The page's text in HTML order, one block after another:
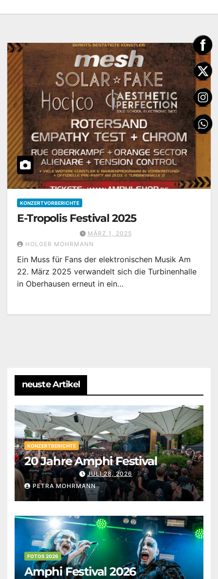
KONZERTVORBERICHTE
E-Tropolis Festival 2025
MÄRZ 1, 2025
HOLGER MOHRMANN
Ein Muss für Fans der elektronischen Musik Am
22. März 2025 verwandelt sich die Turbinenhalle
in Oberhausen erneut in ein…
neuste Artikel
KONZERTBERICHTE
20 Jahre Amphi Festival
JULI 28, 2026
PETRA MOHRMANN
FOTOS 2026
Amphi Festival 2026